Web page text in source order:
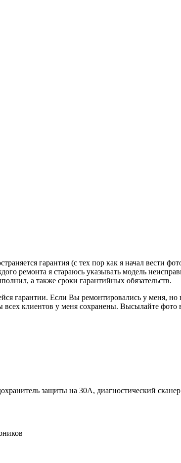
гарантия (с тех пор как я начал вести
ремонта я стараюсь указывать модель
а также сроки гарантийных обязательств.
гарантии. Если Вы ремонтировались у меня,
всех клиентов у меня сохранены. Высылайте
защиты на 30A, диагностический